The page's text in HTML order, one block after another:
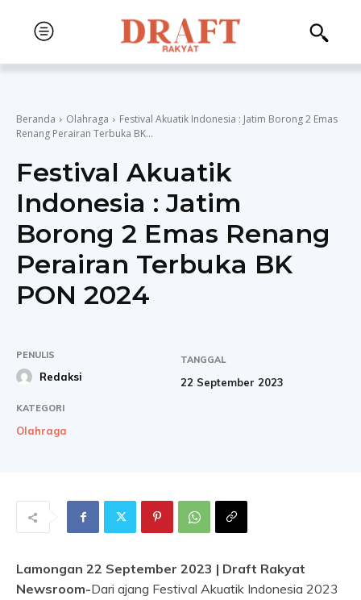
Beranda Olahraga
Festival Akuatik Indonesia : Jatim Borong 2 Emas
Renang Perairan Terbuka BK...
Festival Akuatik
Indonesia : Jatim
Borong 2 Emas Renang
Perairan Terbuka BK
PON 2024
PENULIS
Redaksi
TANGGAL
22 September 2023
KATEGORI
Olahraga
Lamongan 22 September 2023 | Draft Rakyat
Newsroom-Dari ajang Festival Akuatik Indonesia 2023